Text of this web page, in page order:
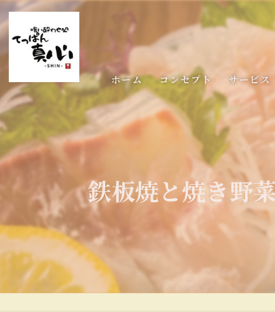
ホーム コンセプト サービス
鉄板焼と焼き野